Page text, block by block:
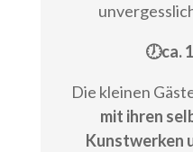
🕖ca.
Die kleinen
mit ihren
Kunstwerken